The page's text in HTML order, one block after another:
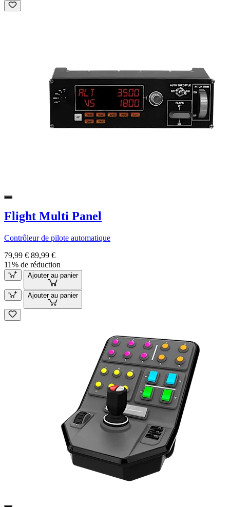
Flight Multi Panel
Contrôleur de pilote automatique
79,99 € 89,99 €
11% de réduction
Ajouter au panier
Ajouter au panier